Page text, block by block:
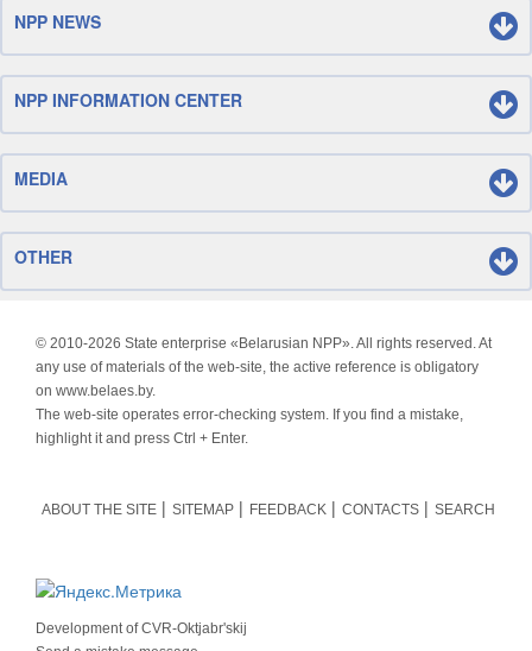
NPP NEWS
NPP INFORMATION CENTER
MEDIA
OTHER
© 2010-2026 State enterprise «Belarusian NPP». All rights reserved. At
any use of materials of the web-site, the active reference is obligatory
on www.belaes.by.
The web-site operates error-checking system. If you find a mistake,
highlight it and press Ctrl + Enter.
ABOUT THE SITE SITEMAP FEEDBACK CONTACTS SEARCH
Development ofCVR-Oktjabr'skij